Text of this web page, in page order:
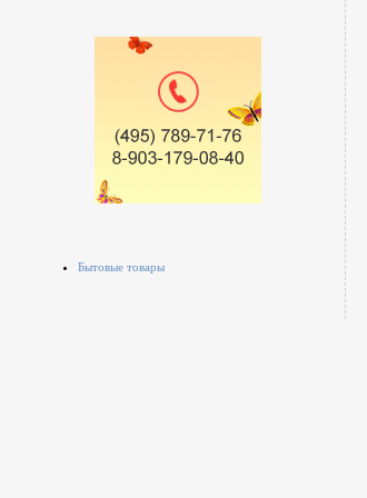
Бытовые товары